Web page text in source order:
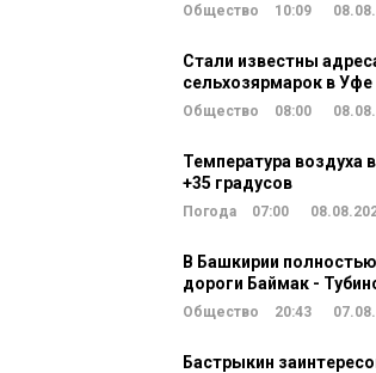
Общество 10:09
Стали известны
сельхозярмарок в Уфе
Общество 08:00
Температура воздуха
+35 градусов
Погода 07:00
В Башкирии
дороги Баймак -
Общество 20:43
Бастрыкин